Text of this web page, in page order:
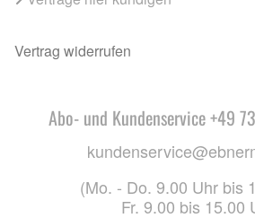
Vertrag widerrufen
Abo- und Kundenservice +49
(Mo. - Do. 9.00 Uhr bis
Fr. 9.00 bis 15.00